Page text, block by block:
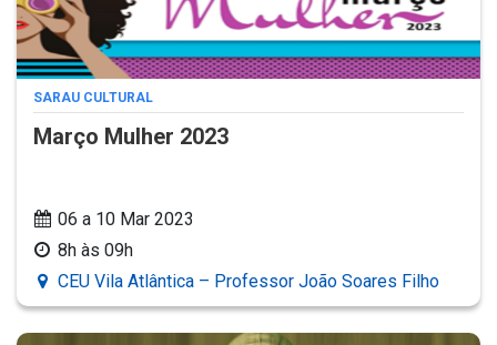
SARAU CULTURAL
Março Mulher 2023
06 a 10 Mar 2023
8h às 09h
CEU Vila Atlântica – Professor João Soares Filho